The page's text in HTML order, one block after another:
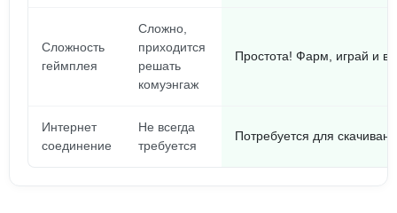
Сложность
геймплея
Сложно,
приходится
решать
комуэнгаж
Простота! Фарм, играй и
Интернет
соединение
Не всегда
требуется
Потребуется для